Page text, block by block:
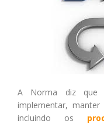
A Norma diz que
implementar,
incluindo os